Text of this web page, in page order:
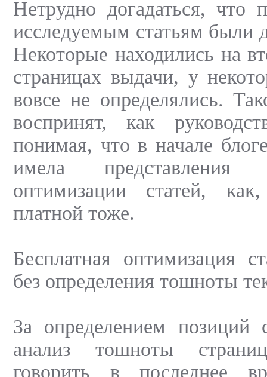
Нетрудно догадаться, что
исследуемым статьям были
Некоторые находились на
страницах выдачи, у
вовсе не определялись.
воспринят, как
понимая, что в начале
имела представления
оптимизации статей,
платной тоже.
Бесплатная оптимизация
без определения тошноты
За определением позиций
анализ тошноты
говорить в последнее